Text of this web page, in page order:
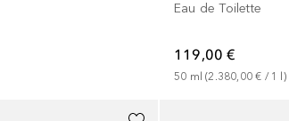
Eau de Toilette
119,00 €
50 ml (2.380,00 € / 1 )
2Größen